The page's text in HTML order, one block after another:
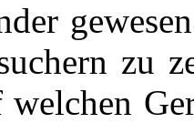
zu
welchen